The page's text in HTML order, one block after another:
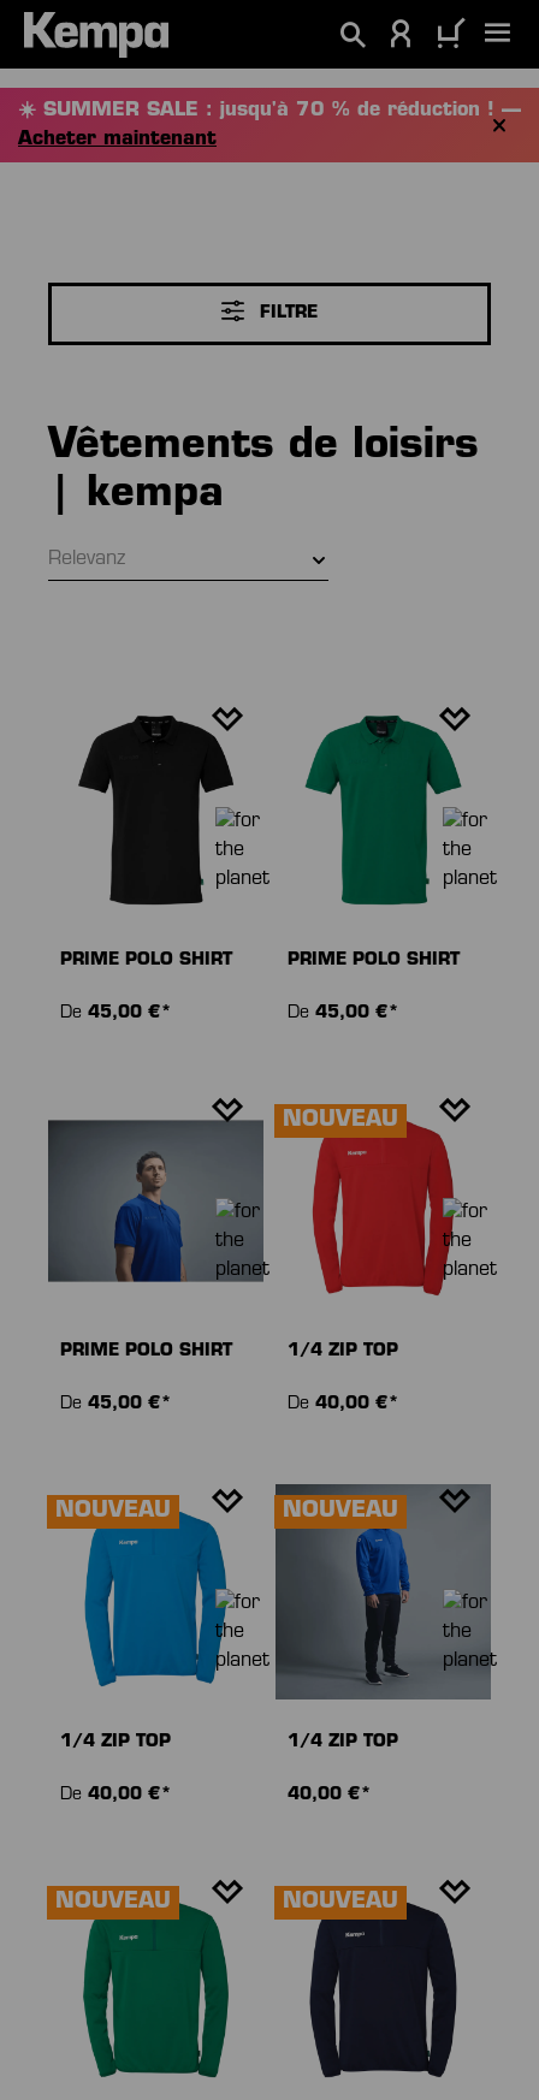
principal
☀️ SUMMER SALE : jusqu'à 70 % de réduction ! —
Acheter maintenant
FILTRE
Vêtements de loisirs
| kempa
Relevanz
PRIME POLO SHIRT
De 45,00 €*
PRIME POLO SHIRT
De 45,00 €*
PRIME POLO SHIRT
De 45,00 €*
NOUVEAU
1/4 ZIP TOP
De 40,00 €*
NOUVEAU
1/4 ZIP TOP
De 40,00 €*
NOUVEAU
1/4 ZIP TOP
40,00 €*
NOUVEAU NOUVEAU